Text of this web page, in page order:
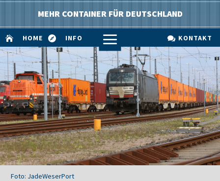
MEHR CONTAINER FÜR DEUTSCHLAND
 HOME  INFO a  KONTAKT
Foto: JadeWeserPort